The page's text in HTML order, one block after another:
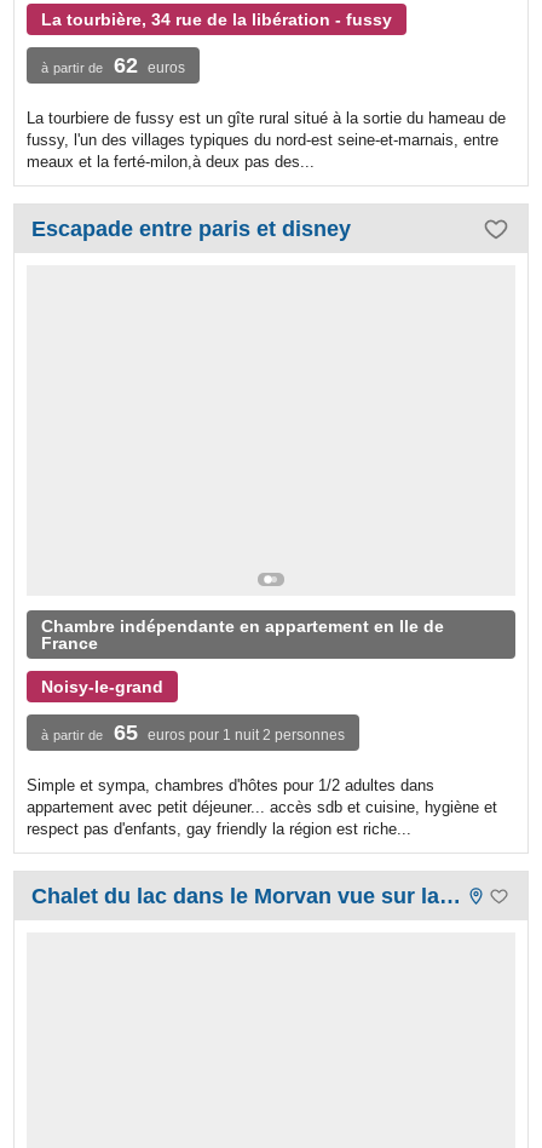
La tourbière, 34 rue de la libération - fussy
à partir de 62 euros
La tourbiere de fussy est un gîte rural situé à la sortie du hameau de
fussy, l'un des villages typiques du nord-est seine-et-marnais, entre
meaux et la ferté-milon,à deux pas des...
Escapade entre paris et disney
Chambre indépendante en appartement en Ile de
France
Noisy-le-grand
à partir de 65 euros pour 1 nuit 2 personnes
Simple et sympa, chambres d'hôtes pour 1/2 adultes dans
appartement avec petit déjeuner... accès sdb et cuisine, hygiène et
respect pas d'enfants, gay friendly la région est riche...
Chalet du lac dans le Morvan vue sur lac du Crescent